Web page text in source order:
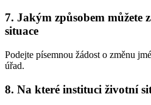
7. Jakým způsobem můžete
situace
Podejte písemnou žádost o změnu
úřad.
8. Na které instituci životní